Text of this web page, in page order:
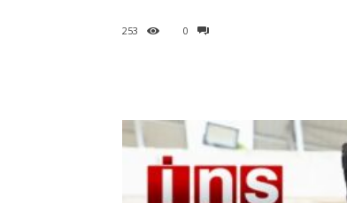
0
253